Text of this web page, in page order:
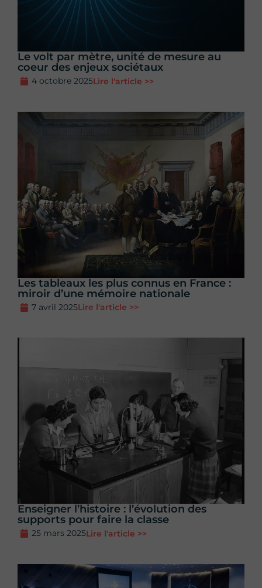
Le volt par mètre, unité de mesure au
coeur des enjeux sociétaux
4 octobre 2025Lire l'article >>
Les tableaux les plus connus en France :
miroir d’une mémoire nationale
7 avril 2025Lire l'article >>
Enseigner l’histoire : l’évolution des
supports pour faire la classe
25 mars 2025Lire l'article >>